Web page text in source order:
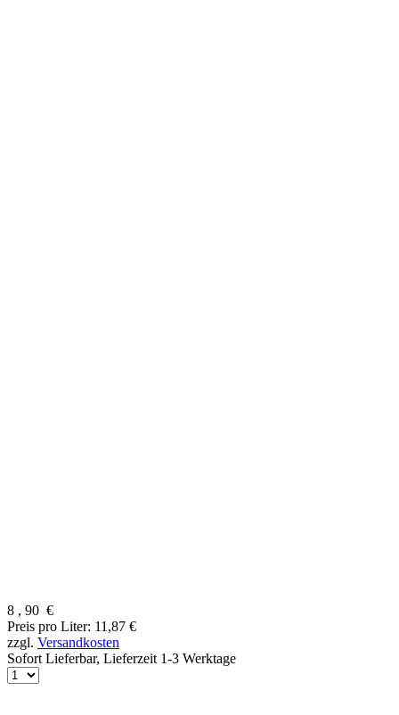
8 , 90 €
Preis pro Liter: 11,87 €
zzgl. Versandkosten
Sofort Lieferbar, Lieferzeit 1-3 Werktage